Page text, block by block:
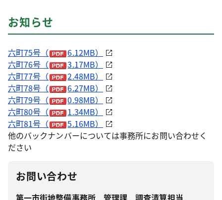
お知らせ
六町75号（
6.12MB）
六町76号（
3.17MB）
六町77号（
2.48MB）
六町78号（
6.27MB）
六町79号（
0.98MB）
六町80号（
1.34MB）
六町81号（
5.16MB）
他のバックナンバーについては事務所にお問い合わせく
ださい
お問い合わせ
第一市街地整備事務所 管理課 調査清算担当